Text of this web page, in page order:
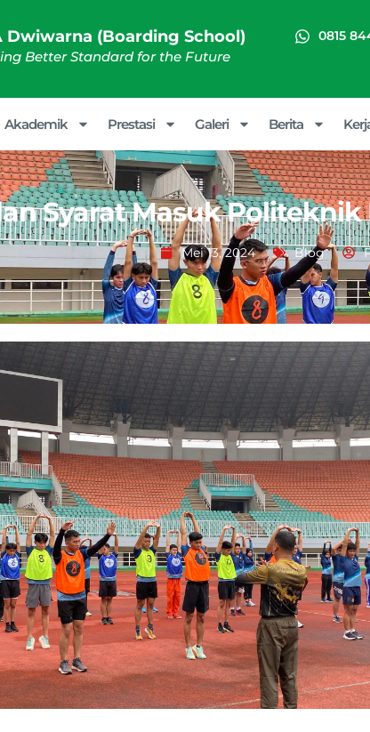
Dwiwarna (Boarding School)
Better Standard for the Future
0815
Akademik Prestasi Galeri Berita
Syarat Masuk
Mei 13, 2024 Blog